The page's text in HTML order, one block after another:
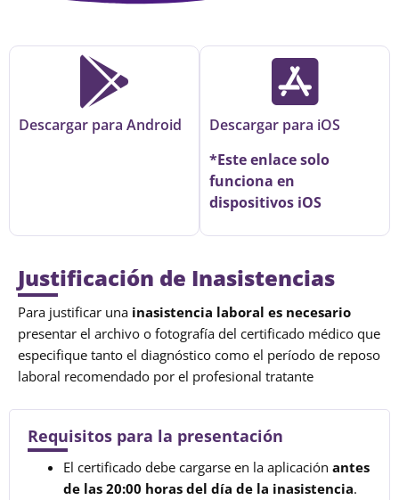
Descargar para Android
Descargar para iOS
*Este enlace solo
funciona en
dispositivos iOS
Justificación de Inasistencias
Para justificar una inasistencia laboral es necesario
presentar el archivo o fotografía del certificado médico que
especifique tanto el diagnóstico como el período de reposo
laboral recomendado por el profesional tratante
Requisitos para la presentación
El certificado debe cargarse en la aplicación antes
de las 20:00 horas del día de la inasistencia.